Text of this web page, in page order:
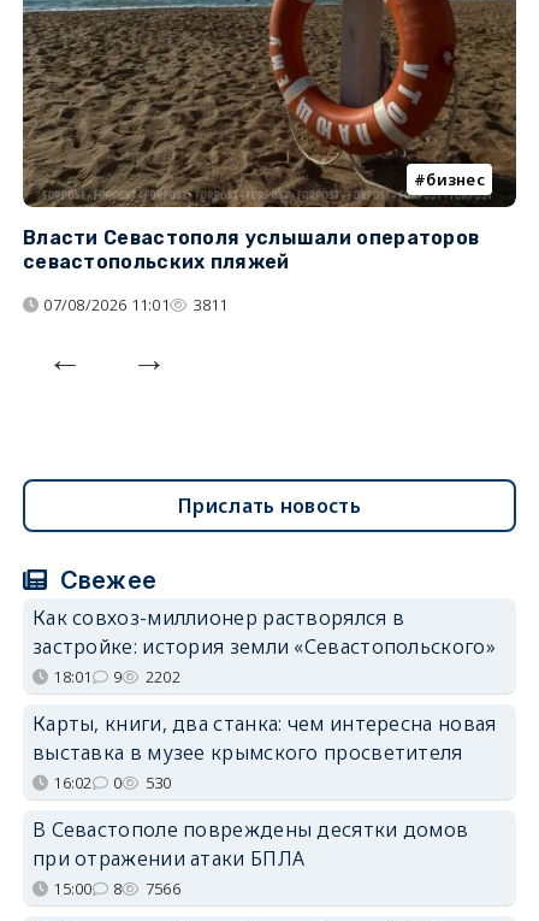
бизнес
Власти Севастополя услышали операторов
севастопольских пляжей
07/08/2026 11:01 3811
Прислать новость
Свежее
Как совхоз-миллионер растворялся в
застройке: история земли «Севастопольского»
18:01 9 2202
Карты, книги, два станка: чем интересна новая
выставка в музее крымского просветителя
16:02 0 530
В Севастополе повреждены десятки домов
при отражении атаки БПЛА
15:00 8 7566